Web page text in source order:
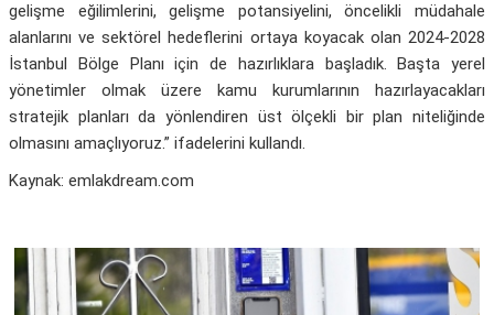
gelişme eğilimlerini, gelişme potansiyelini, öncelikli müdahale
alanlarını ve sektörel hedeflerini ortaya koyacak olan 2024-2028
İstanbul Bölge Planı için de hazırlıklara başladık. Başta yerel
yönetimler olmak üzere kamu kurumlarının hazırlayacakları
stratejik planları da yönlendiren üst ölçekli bir plan niteliğinde
olmasını amaçlıyoruz.” ifadelerini kullandı.
Kaynak: emlakdream.com